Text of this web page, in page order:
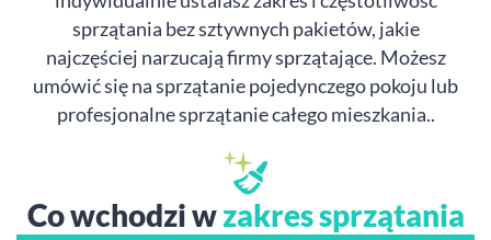
sprzątania bez sztywnych pakietów, jakie
najczęściej narzucają firmy sprzątające. Możesz
umówić się na sprzątanie pojedynczego pokoju lub
profesjonalne sprzątanie całego mieszkania..
Co wchodzi wzakres sprzątania